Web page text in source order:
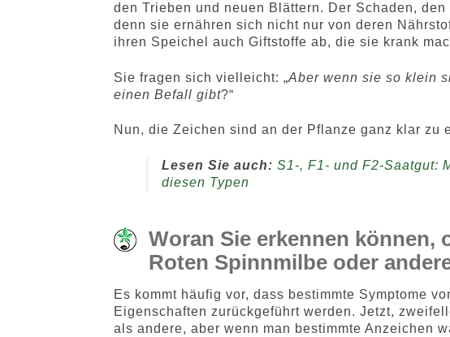
den Trieben und neuen Blättern. Der Schaden,
denn sie ernähren sich nicht nur von deren
ihren Speichel auch Giftstoffe ab, die sie krank
Sie fragen sich vielleicht: „Aber wenn sie so klein
einen Befall gibt?“
Nun, die Zeichen sind an der Pflanze ganz klar zu
Lesen Sie auch:S1-, F1- und F2-Saatgut:
diesen Typen
Woran Sie erkennen können,
Roten Spinnmilbe oder
Es kommt häufig vor, dass bestimmte Symptome
Eigenschaften zurückgeführt werden. Jetzt,
als andere, aber wenn man bestimmte Anzeichen